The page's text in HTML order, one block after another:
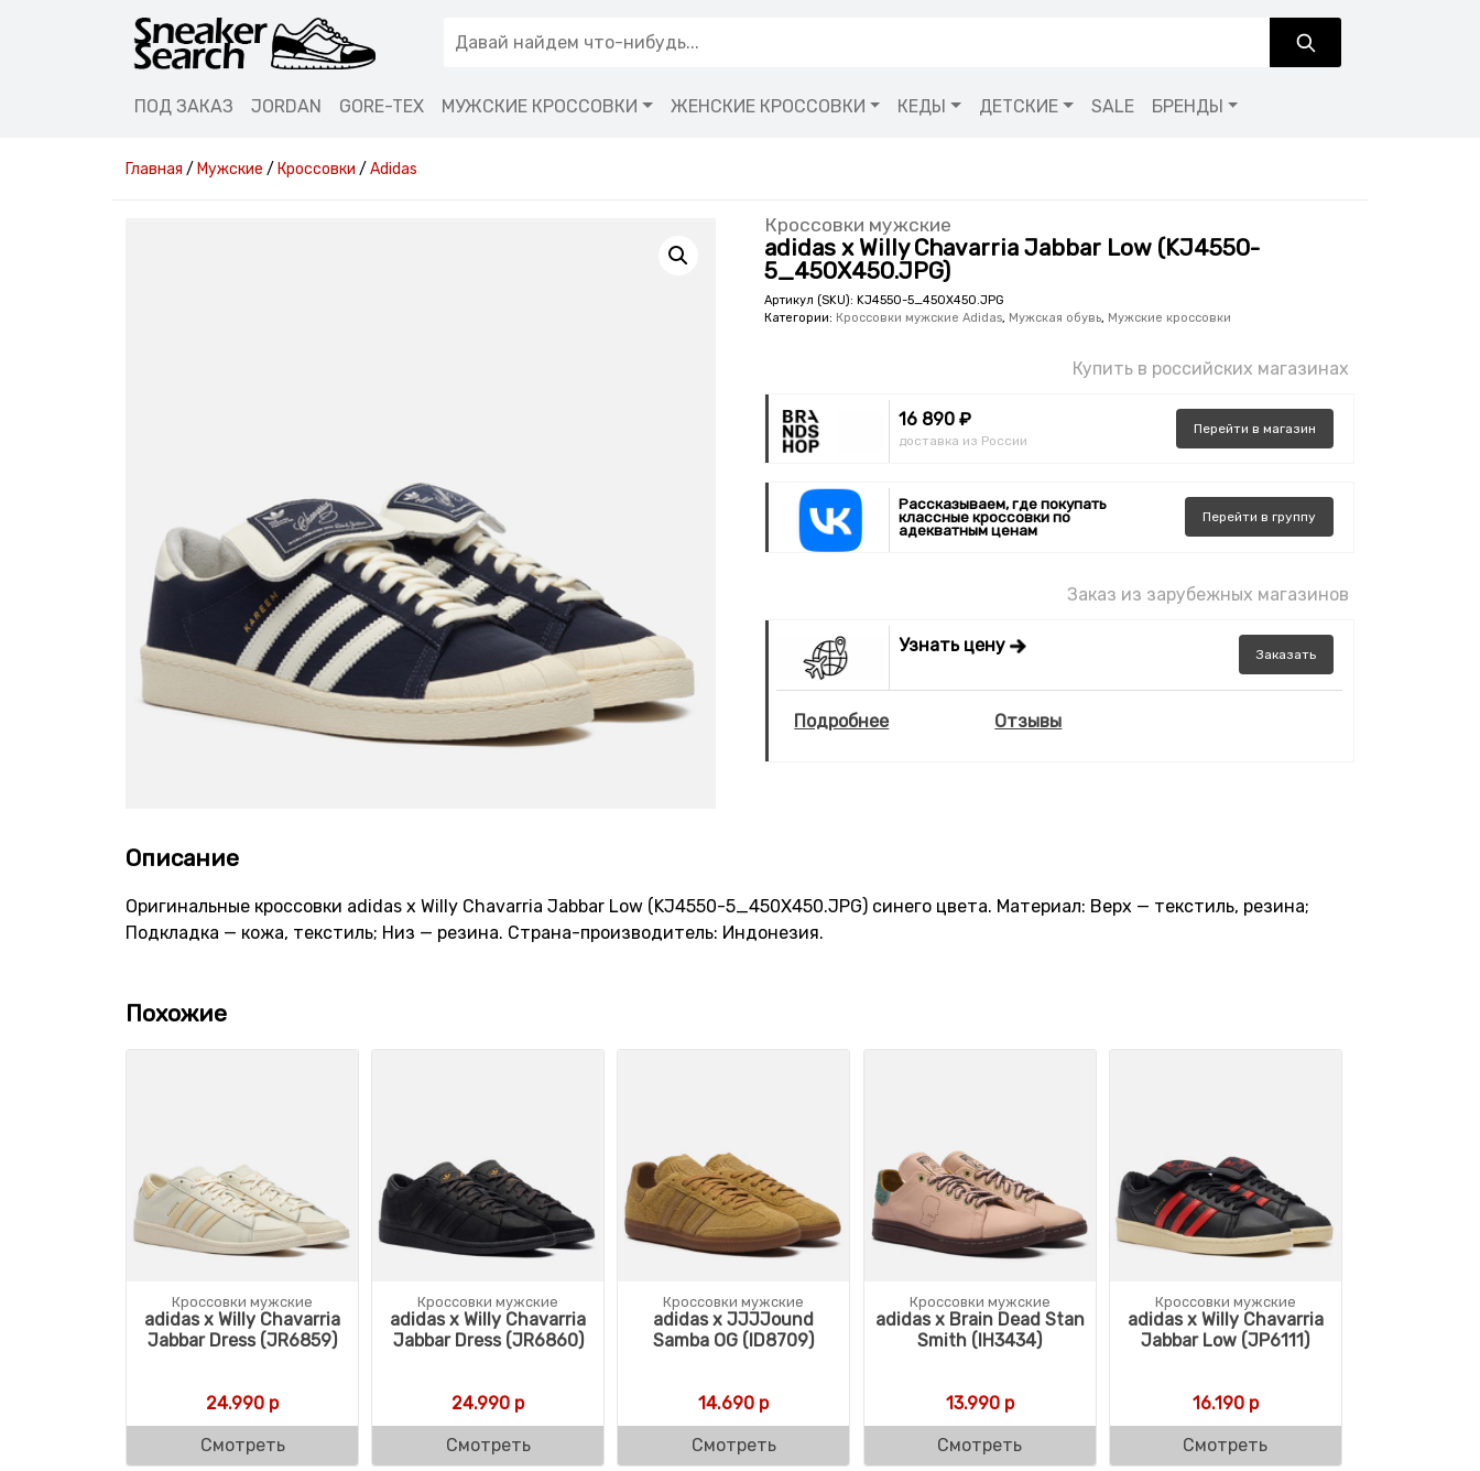
ПОД ЗАКАЗ JORDAN GORE-TEX МУЖСКИЕ КРОССОВКИ ЖЕНСКИЕ КРОССОВКИ КЕДЫ ДЕТСКИЕ SALE БРЕНДЫ
Главная / Мужские / Кроссовки / Adidas
Кроссовки мужские
adidas x Willy Chavarria Jabbar Low (KJ4550-
5_450X450.JPG)
Артикул (SKU):KJ4550-5_450X450.JPG
Категории: Кроссовки мужские Adidas, Мужская обувь, Мужские кроссовки
Купить в российских магазинах
16 890 ₽
доставка из России
Перейти в магазин
Рассказываем, где покупать
классные кроссовки по
адекватным ценам
Перейти в группу
Заказ из зарубежных магазинов
Узнать цену Заказать
Подробнее Отзывы
Описание
Оригинальные кроссовки adidas x Willy Chavarria Jabbar Low (KJ4550-5_450X450.JPG) синего цвета. Материал: Верх — текстиль, резина;
Подкладка — кожа, текстиль; Низ — резина. Страна-производитель: Индонезия.
Похожие
Кроссовки мужские
adidas x Willy Chavarria
Jabbar Dress (JR6859)
24.990 р
Смотреть
Кроссовки мужские
adidas x Willy Chavarria
Jabbar Dress (JR6860)
24.990 р
Смотреть
Кроссовки мужские
adidas x JJJJound
Samba OG (ID8709)
14.690 р
Смотреть
Кроссовки мужские
adidas x Brain Dead Stan
Smith (IH3434)
13.990р
Смотреть
Кроссовки мужские
adidas x Willy Chavarria
Jabbar Low (JP6111)
16.190р
Смотреть